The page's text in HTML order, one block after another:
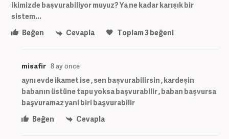
ikimizde başvurabiliyor muyuz? Ya ne kadar karışık bir
sistem...
Beğen
Cevapla Toplam3beğeni
misafir 8 ay önce
aynı evde ikamet ise , sen başvurabilirsin , kardeşin
babanın üstüne tapu yoksa başvurabilir , baban başvursa
başvuramaz yani biri başvurabilir
Beğen
Cevapla